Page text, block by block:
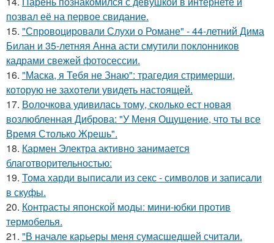
позвал её на первое свидание.
15. "Спровоцировали Слухи о Романе" - 44-летний Дима
Билан и 35-летняя Анна асти смутили поклонников
кадрами свежей фотосессии.
16. "Маска, я Тебя не Знаю": трагедия стримерши,
которую не захотели увидеть настоящей.
17. Волочкова удивилась тому, сколько ест новая
возлюбленная Диброва: "У Меня Ощущение, что ты все
Время Столько Жрешь".
18. Кармен Электра активно занимается
благотворительностью:
19. Тома харди выписали из секс - символов и записали
в скуфы.
20. Контрасты японской моды: мини-юбки против
термобелья.
21. "В начале карьеры меня сумасшедшей считали.